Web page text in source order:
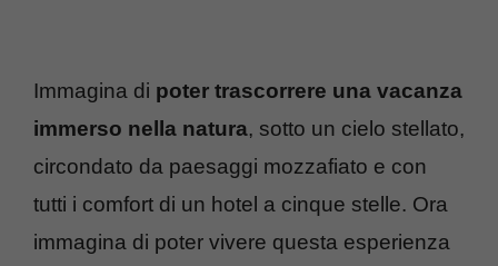
Immagina di poter trascorrere una vacanza
immerso nella natura, sotto un cielo stellato,
circondato da paesaggi mozzafiato e con
tutti i comfort di un hotel a cinque stelle. Ora
immagina di poter vivere questa esperienza